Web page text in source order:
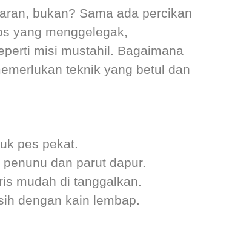
bukan? Sama ada percikan
yang menggelegak,
misi mustahil. Bagaimana
teknik yang betul dan
pes pekat.
dan parut dapur.
mudah di tanggalkan.
dengan kain lembap.